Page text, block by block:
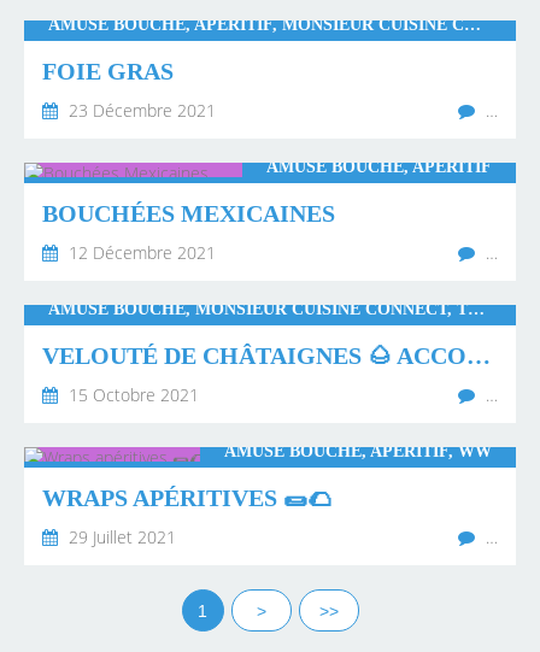
AMUSE BOUCHE, APÉRITIF, MONSIEUR CUISINE CONNECT, THERMOMIX
FOIE GRAS
23 Décembre 2021 …
AMUSE BOUCHE, APÉRITIF
BOUCHÉES MEXICAINES
12 Décembre 2021 …
AMUSE BOUCHE, MONSIEUR CUISINE CONNECT, THERMOMIX, COOKEO STANDARD
VELOUTÉ DE CHÂTAIGNES 🌰 ACCOMPAGNÉ DE LARDONS 🥓
15 Octobre 2021 …
AMUSE BOUCHE, APÉRITIF, WW
WRAPS APÉRITIVES 🌯🌮
29 Juillet 2021 …
1 > >>